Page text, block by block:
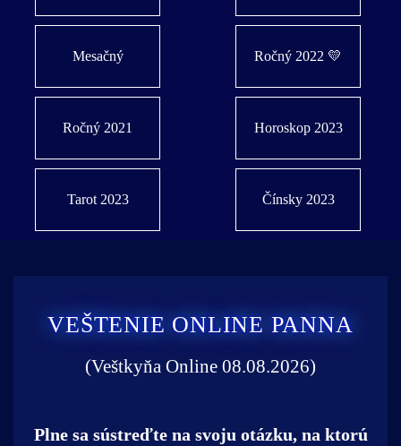
Mesačný Ročný 2022 💛
Ročný 2021 Horoskop 2023
Tarot 2023 Čínsky 2023
VEŠTENIE ONLINE PANNA
(Veštkyňa Online 08.08.2026)
Plne sa sústreďte na svoju otázku, na ktorú